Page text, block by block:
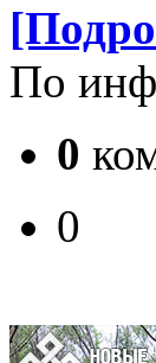
По
0
0